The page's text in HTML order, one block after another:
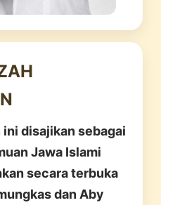
ini disajikan sebagai
Jawa Islami
secara terbuka
dan Aby